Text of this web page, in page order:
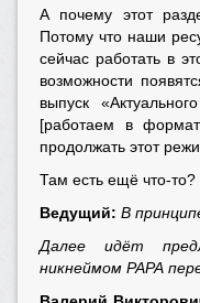
А почему этот
Потому что наши
сейчас работать в
возможности
выпуск
[работаем в
продолжать этот
Там есть ещё что-
Ведущий: В
Далее идёт
никнеймом РАРА